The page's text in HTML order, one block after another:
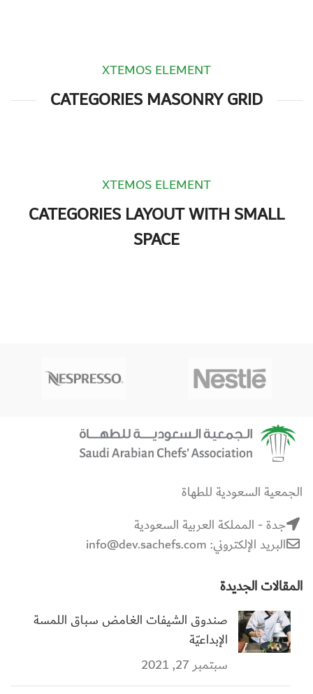
XTEMOS ELEMENT
CATEGORIES MASONRY GRID
XTEMOS ELEMENT
CATEGORIES LAYOUT WITH SMALL
SPACE
الجمعية السعودية للطهاة
جدة - المملكة العربية السعودية
البريد الإلكتروني: info@dev.sachefs.com
المقالات الجديدة
صندوق الشيفات الغامض سباق اللمسة
الإبداعيّة
سبتمبر 27, 2021